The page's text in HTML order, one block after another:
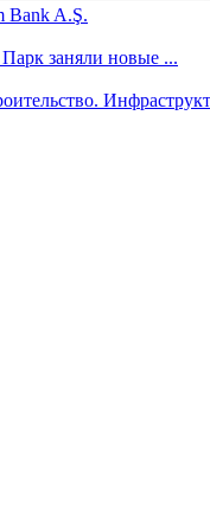
Bank A.Ş.
заняли новые ...